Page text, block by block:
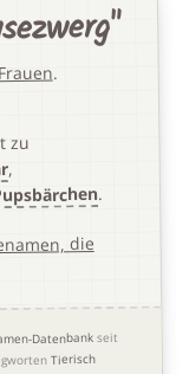
Frauen.
zu
,
.
die
Datenbankseit
Tierisch